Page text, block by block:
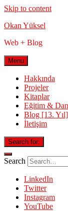
Skip to content
Okan Yüksel
Web + Blog
Menu
Hakkında
Projeler
Kitaplar
Eğitim &
Blog [13. Yıl]
İletişim
Search for:
Search
LinkedIn
Twitter
Instagram
YouTube